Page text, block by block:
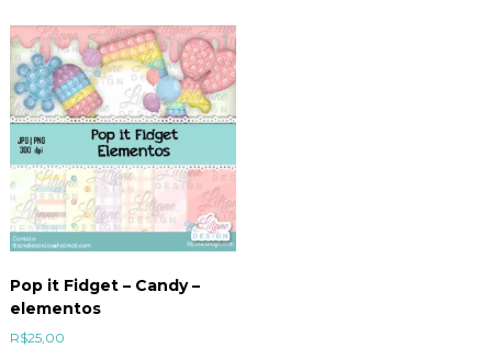
Pop it Fidget – Candy –
elementos
R$25,00